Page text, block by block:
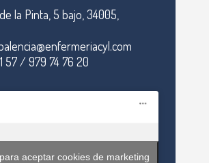
la Pinta, 5 bajo, 34005,
57 / 979 74 76 20
aceptar cookies de marketing